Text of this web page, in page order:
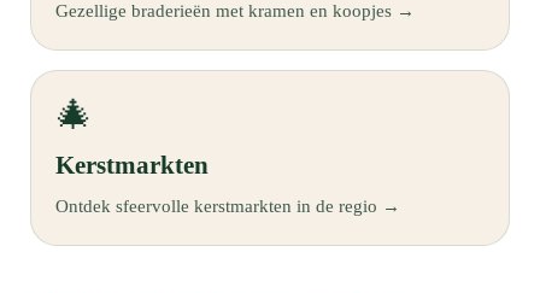
Gezellige braderieën met kramen en koopjes →
🎄
Kerstmarkten
Ontdek sfeervolle kerstmarkten in de regio →